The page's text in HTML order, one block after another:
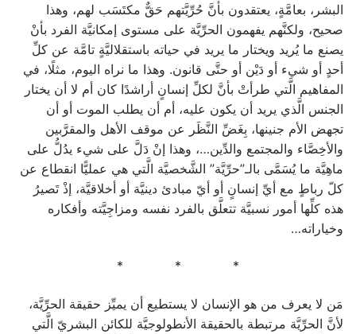
البشر، بعامَّةٍ، يعتقدون بأنَّ حُرِّيَّتهم حَقٌّ مكتَسَب لهم، وهذا
صحيح، ولكنَّهم يفهمون الحرِّيَّة على مستوى إمكانيَّة الفرد بأنْ
يصنع ما يُريد ويختار ما يريد في حياته باستقلاليَّةٍ تامَّة عن كلِّ
أحدٍ أو شيء أو دَيْن أو حتَّى قانون. وهذا ما نراه اليوم، مثلًا، في
المفاهيم الَّتي طرأتْ بأنَّ لكلِّ إنسانٍ أراشدًا كان أم لا أن يختار
الجنس الَّذي يريد أن يكون عليه، أم أن يطلب الموت أو أن
تجهض الأم جنينها، بِغَضِّ النَّظَر عن موقف الأهل والمقرَّبين
والأخِصَّاء والمجتمع والدِّين…، وهذا إنْ دَلَّ على شيء يدُلُّ على
ماهِيَّة ما يُسَمَّى بالـ”حرِّيَّة” الشَّخصيَّة الَّتي هي عمليًّا انقطاع عن
كلّ رباطٍ مع أيِّ إنسانٍ أو أيّ مبادئ دينيَّة أو أخلاقيَّة، إذْ تَصيرُ
هذه كلِّها أمور نسبيَّة تتعلَّق بالفرد نفسه ومزاجِيَّته وأفكاره
وخياراته…
* * *
مَن لا يعرف من هو الإنسان لا يستطيع أن يميِّز حقيقة الحرِّيَّة،
لأنَّ الحرِّيَّة مرتبطة بالحقيقة الأنطولوجيَّة للكائن البشريّ الَّتي